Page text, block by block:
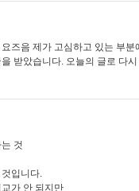
즈음 제가 고심하고 있는 부
받았습니다. 오늘의 글로 다
것
입니다.
가 안 되지만